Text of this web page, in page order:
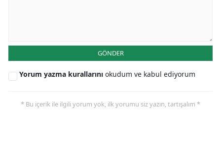
Nevşehir
GÖNDER
Yorum yazma kurallarını okudum ve kabul ediyorum
* Bu içerik ile ilgili yorum yok, ilk yorumu siz yazın, tartışalım *